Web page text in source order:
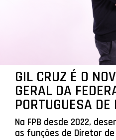
GIL CRUZ É O
GERAL DA
PORTUGUESA
Na FPB desde 2022,
as funções de Diretor